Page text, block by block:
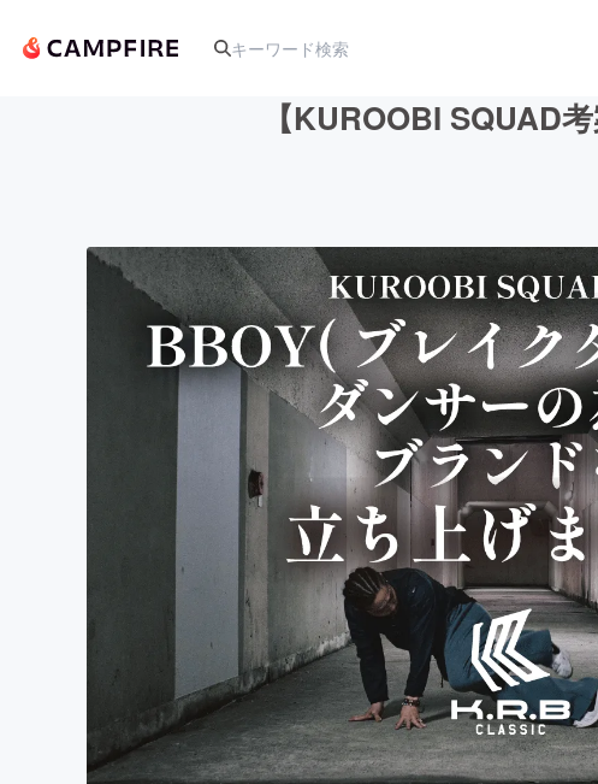
アート・写真 音楽
テクノロジー・ガジェット ゲ
映像・映画 書
ビジネス・起業 チャ
まちづくり・地域活性化
【KUROOBI SQUAD